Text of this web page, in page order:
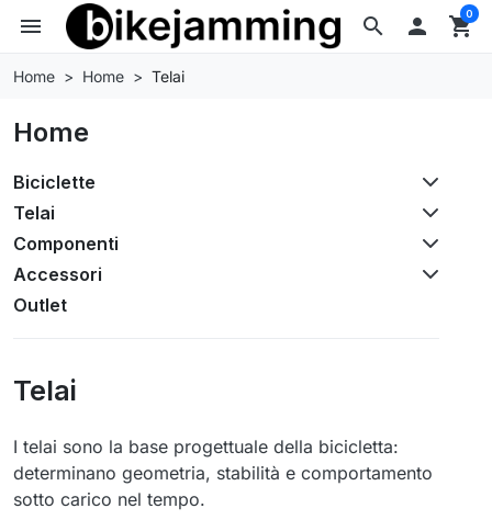
search
menu  shopping_cart
0
Home Home Telai
Home
Biciclette
Telai
Componenti
Accessori
Outlet
Telai
I telai sono la base progettuale della bicicletta:
determinano geometria, stabilità e comportamento
sotto carico nel tempo.